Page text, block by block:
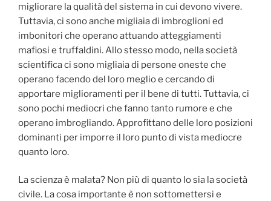
migliorare la qualità del sistema in cui devono vivere.
Tuttavia, ci sono anche migliaia di imbroglioni ed
imbonitori che operano attuando atteggiamenti
mafiosi e truffaldini. Allo stesso modo, nella società
scientifica ci sono migliaia di persone oneste che
operano facendo del loro meglio e cercando di
apportare miglioramenti per il bene di tutti. Tuttavia, ci
sono pochi mediocri che fanno tanto rumore e che
operano imbrogliando. Approfittano delle loro posizioni
dominanti per imporre il loro punto di vista mediocre
quanto loro.
La scienza è malata? Non più di quanto lo sia la società
civile. La cosa importante è non sottomettersi e